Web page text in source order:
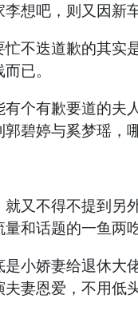
想吧，则又因新
不迭道歉的其实
已。
个有歉要道的夫
碧婷与奚梦瑶，
又不得不提到另
和话题的一鱼两
小娇妻给退休大
妻恩爱，不用低